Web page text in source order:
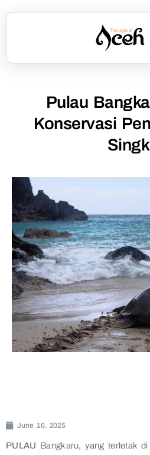
Pulau
Konservasi
June 16, 2025
PULAU Bangkaru, yang terletak